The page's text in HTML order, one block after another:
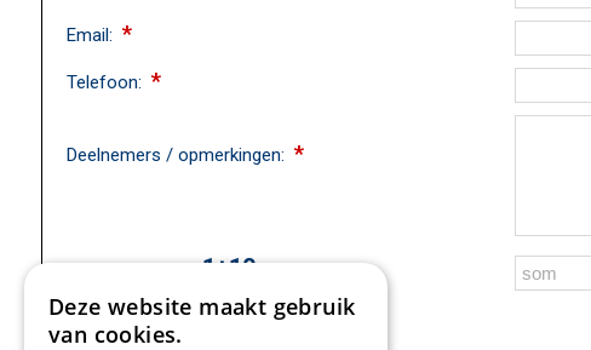
Email: *
Telefoon: *
Deelnemers / opmerkingen: *
Spam verificatie:1+10 =
Deze website maakt gebruik
van cookies.